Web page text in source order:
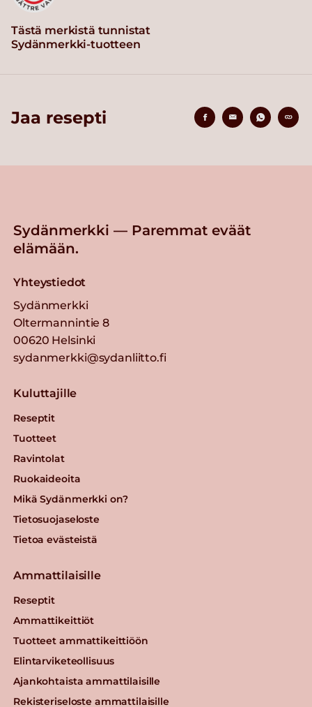
Tästä merkistä tunnistat
Sydänmerkki-tuotteen
Jaa resepti
Sydänmerkki — Paremmat eväät
elämään.
Yhteystiedot
Sydänmerkki
Oltermannintie 8
00620 Helsinki
sydanmerkki@sydanliitto.fi
Kuluttajille
Reseptit
Tuotteet
Ravintolat
Ruokaideoita
Mikä Sydänmerkki on?
Tietosuojaseloste
Tietoa evästeistä
Ammattilaisille
Reseptit
Ammattikeittiöt
Tuotteet ammattikeittiöön
Elintarviketeollisuus
Ajankohtaista ammattilaisille
Rekisteriseloste ammattilaisille